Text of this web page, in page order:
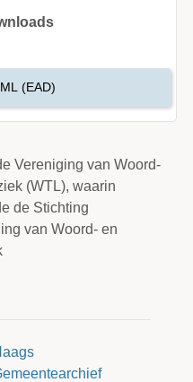
Vereniging van Woord-
(WTL), waarin
de Stichting
van Woord- en
(EAD)